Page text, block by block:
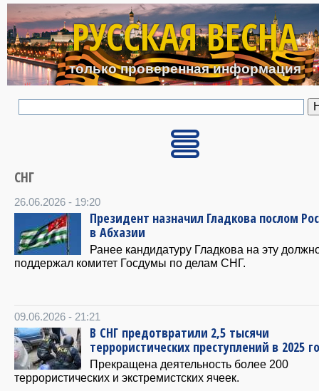
Перейти к основному
РУССКАЯ ВЕСНА
только проверенная информация
СНГ
26.06.2026 - 19:20
Президент назначил Гладкова послом
в Абхазии
Ранее кандидатуру Гладкова на эту
поддержал комитет Госдумы по делам СНГ.
09.06.2026 - 21:21
В СНГ предотвратили 2,5 тысячи
террористических преступлений в 2025
Прекращена деятельность более 200
террористических и экстремистских ячеек.